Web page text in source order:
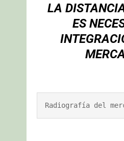
LA
ES
Radiografía del